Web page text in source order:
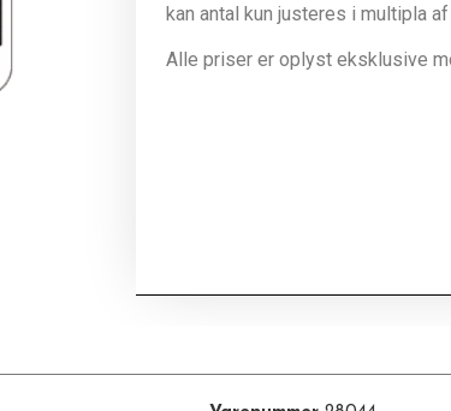
kan antal kun justeres i multipla
Alle priser er oplyst eksklusive